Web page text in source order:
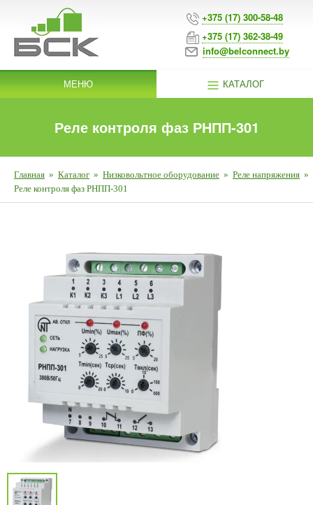
+375 (17) 300-58-48
+375 (17) 362-38-49
info@belconnect.by
МЕНЮ КАТАЛОГ
Реле контроля фаз РНПП-301
Главная » Каталог » Низковольтное оборудование » Реле напряжения »
Реле контроля фаз РНПП-301